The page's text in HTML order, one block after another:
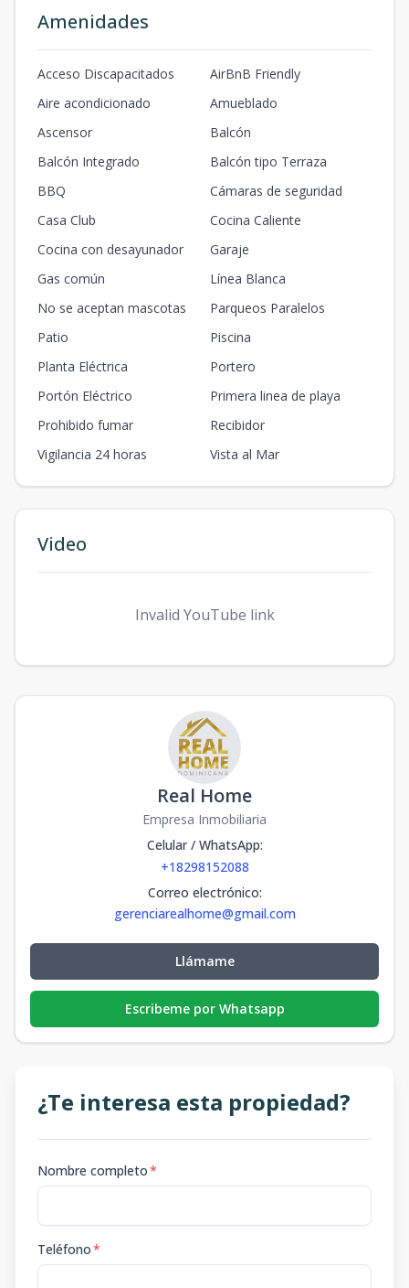
Amenidades
Acceso Discapacitados
AirBnB Friendly
Aire acondicionado
Amueblado
Ascensor
Balcón
Balcón Integrado
Balcón tipo Terraza
BBQ
Cámaras de seguridad
Casa Club
Cocina Caliente
Cocina con desayunador
Garaje
Gas común
Línea Blanca
No se aceptan mascotas
Parqueos Paralelos
Patio
Piscina
Planta Eléctrica
Portero
Portón Eléctrico
Primera linea de playa
Prohibido fumar
Recibidor
Vigilancia 24 horas
Vista al Mar
Video
Invalid YouTube link
Real Home
Empresa Inmobiliaria
Celular / WhatsApp:
+18298152088
Correo electrónico:
gerenciarealhome@gmail.com
Llámame
Escribeme por Whatsapp
¿Te interesa esta propiedad?
Nombre completo*
Teléfono*